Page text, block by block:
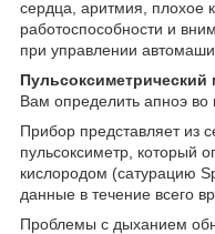
сердца, аритмия, плохое
работоспособности и
при управлении
Пульсоксиметрический
Вам определить апноэ во
Прибор представляет из
пульсоксиметр, который
кислородом (сатурацию
данные в течение всего
Проблемы с дыханием